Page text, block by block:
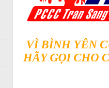
VÌ BÌNH YÊN
HÃY GỌI CHO